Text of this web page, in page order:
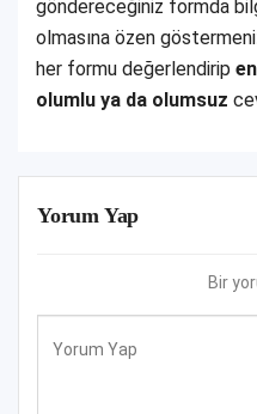
göndereceğiniz formda
olmasına özen
her formu değerlendirip
olumlu ya da olumsuz
Yorum Yap
Bir